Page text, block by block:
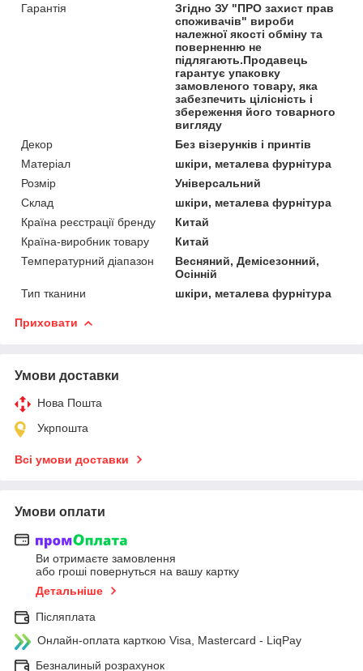
Гарантія
Згідно ЗУ "ПРО захист прав
споживачів" вироби
належної якості обміну та
поверненню не
підлягають.Продавець
гарантує упаковку
замовленого товару, яка
забезпечить цілісність і
збереження його товарного
вигляду
Декор
Без візерунків і принтів
Матеріал
шкіри, металева фурнітура
Розмір
Універсальний
Склад
шкіри, металева фурнітура
Країна реєстрації бренду
Китай
Країна-виробник товару
Китай
Температурний діапазон
Весняний, Демісезонний,
Осінній
Тип тканини
шкіри, металева фурнітура
Приховати
Умови доставки
Нова Пошта
Укрпошта
Всі умови доставки
Умови оплати
Ви отримаєте замовлення
або гроші повернуться на вашу картку
Детальніше
Післяплата
Онлайн-оплата карткою Visa, Mastercard - LiqPay
Безналиный розрахунок